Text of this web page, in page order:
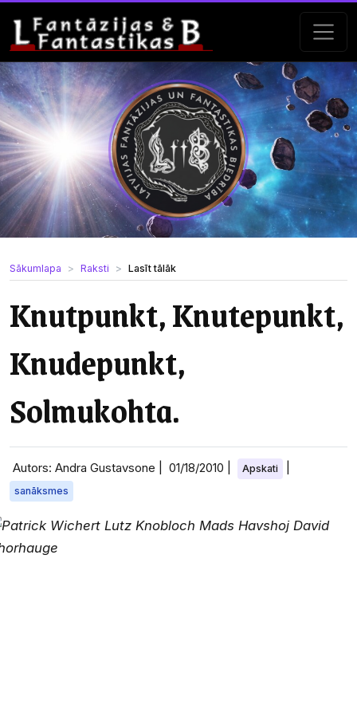
Sākumlapa Raksti Lasīt tālāk
Knutpunkt, Knutepunkt,
Knudepunkt,
Solmukohta.
Autors: Andra Gustavsone | 01/18/2010 Apskati
sanāksmes